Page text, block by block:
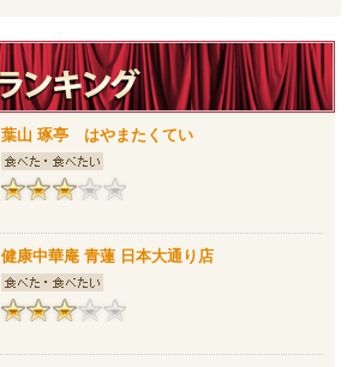
葉山 琢亭 はやまたくてい
健康中華庵 青蓮 日本大通り店